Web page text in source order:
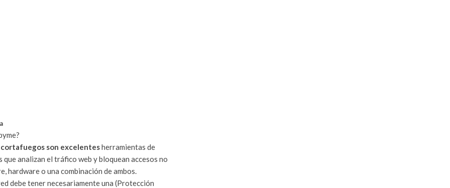
son excelentesherramientas de
analizan el tráfico web y bloquean accesos no
hardware o una combinación de ambos.
debe tener necesariamente una (Protección